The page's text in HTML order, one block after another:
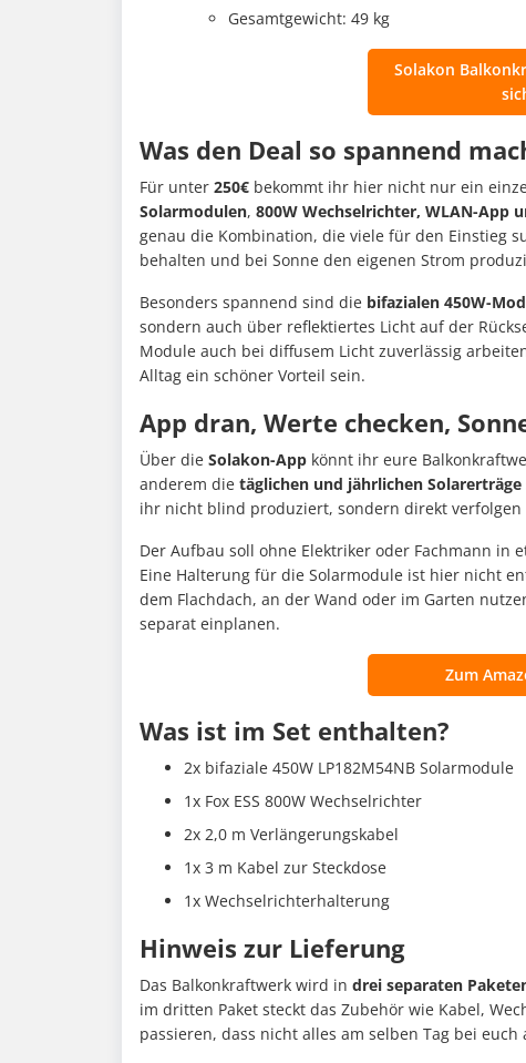
Gesamtgewicht: 49 kg
Solakon
Was den Deal so spannend
Für unter 250€ bekommt ihr hier nicht nur ein
Solarmodulen, 800W Wechselrichter, WLAN-App
genau die Kombination, die viele für den Einstieg
behalten und bei Sonne den eigenen Strom
Besonders spannend sind die bifazialen 450W-
sondern auch über reflektiertes Licht auf der
Module auch bei diffusem Licht zuverlässig
Alltag ein schöner Vorteil sein.
App dran, Werte checken,
Über die Solakon-App könnt ihr eure
anderem die täglichen und jährlichen Solarerträge
ihr nicht blind produziert, sondern direkt verfolgen
Der Aufbau soll ohne Elektriker oder Fachmann in
Eine Halterung für die Solarmodule ist hier nicht
dem Flachdach, an der Wand oder im Garten
separat einplanen.
Zum
Was ist im Set enthalten?
2x bifaziale 450W LP182M54NB Solarmodule
1x Fox ESS 800W Wechselrichter
2x 2,0 m Verlängerungskabel
1x 3 m Kabel zur Steckdose
1x Wechselrichterhalterung
Hinweis zur Lieferung
Das Balkonkraftwerk wird in drei separaten
im dritten Paket steckt das Zubehör wie Kabel,
passieren, dass nicht alles am selben Tag bei euch